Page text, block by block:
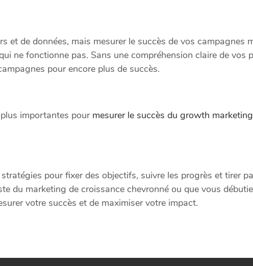
et de données, mais mesurer le succès de vos campagnes
ne fonctionne pas. Sans une compréhension claire de vos
pour encore plus de succès.
importantes pour mesurer le succès du growth marketing
pour fixer des objectifs, suivre les progrès et tirer
du marketing de croissance chevronné ou que vous
votre succès et de maximiser votre impact.